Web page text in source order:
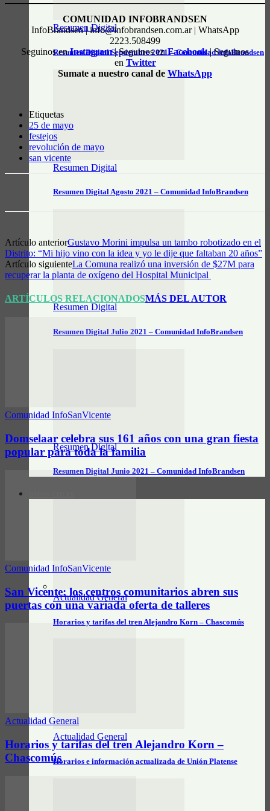
Resumen Digital
Resumen Digital Septiembre 2021 – Comunidad InfoBrandsen
Resumen Digital
Resumen Digital Agosto 2021 – Comunidad InfoBrandsen
Resumen Digital
Resumen Digital Julio 2021 – Comunidad InfoBrandsen
Resumen Digital
Resumen Digital Junio 2021 – Comunidad InfoBrandsen
Actualidad General
Horarios y tarifas del tren Alejandro Korn – Chascomús
Actualidad General
Horarios e información actualizada de Unión Platense
COMUNIDAD INFOBRANDSEN
InfoBrandsen | info@infobrandsen.com.ar | WhatsApp
2223.508499
Seguinos enInstagram| Seguinos enFacebook| Seguinos
en Twitter
Sumate a nuestro canal de WhatsApp
Etiquetas
25 de mayo
festejos
revolución de mayo
san vicente
Artículo anteriorGustavo Morini impulsa un tambo robotizado en el
Distrito: “Mi hijo vino con la idea y yo le dije que faltaban 20 años”
Artículo siguienteLa Comuna realizó una inversión de $27M para
recuperar la planta de oxígeno del Hospital Municipal
ARTÍCULOS RELACIONADOSMÁS DEL AUTOR
Comunidad InfoSanVicente
Domselaar celebra sus 161 años con una gran fiesta
popular para toda la familia
Comunidad InfoSanVicente
San Vicente: los centros comunitarios abren sus
puertas con una variada oferta de talleres
Actualidad General
Horarios y tarifas del tren Alejandro Korn –
Chascomús